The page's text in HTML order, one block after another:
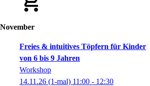
November
Freies & intuitives Töpfern für Kinder
von 6 bis 9 Jahren
Workshop
14.11.26 (1-mal) 11:00 - 12:30